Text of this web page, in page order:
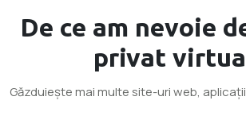
De ce am nevoie
privat
Găzduiește mai multe site-uri web,